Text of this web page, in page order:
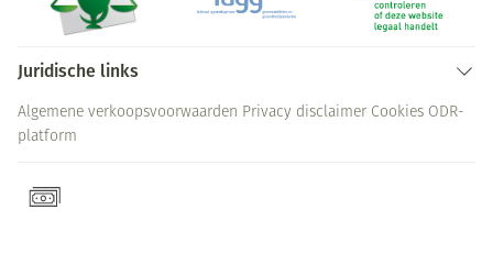
Juridische links
Algemene verkoopsvoorwaarden Privacy disclaimer Cookies ODR-
platform